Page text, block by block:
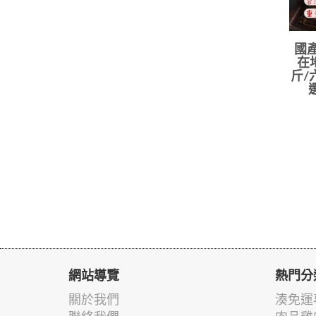
國
在
斤/
網站導覽
關於我們
熱門分
湊免